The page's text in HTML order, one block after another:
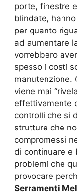
porte, finestre
blindate,
per quanto
ad aumentare
vorrebbero
spesso i costi
manutenzione.
viene mai
effettivamente
controlli che si
strutture che
compromessi
di continuare e
problemi che
provocare
Serramenti